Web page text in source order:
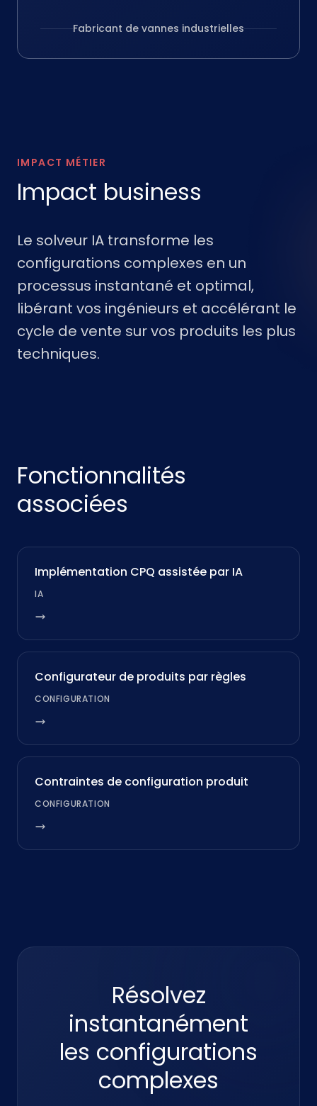
Fabricant de vannes industrielles
IMPACT MÉTIER
Impact business
Le solveur IA transforme les
configurations complexes en un
processus instantané et optimal,
libérant vos ingénieurs et accélérant le
cycle de vente sur vos produits les plus
techniques.
Fonctionnalités
associées
Implémentation CPQ assistée par IA
IA
Configurateur de produits par règles
CONFIGURATION
Contraintes de configuration produit
CONFIGURATION
Résolvez
instantanément
les configurations
complexes